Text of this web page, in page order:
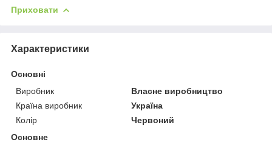
Приховати
Характеристики
Основні
Виробник
Власне виробництво
Країна виробник
Україна
Колір
Червоний
Основне